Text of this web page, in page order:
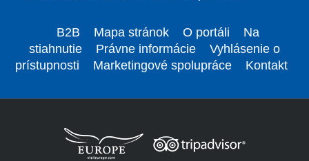
B2B Mapa stránok O portáli
Na
stiahnutie
Právne informácie
Vyhlásenie o
prístupnosti
Marketingové spolupráce Kontakt